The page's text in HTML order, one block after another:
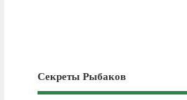
Секреты Рыбаков